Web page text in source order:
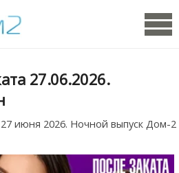
27.06.2026.
июня 2026. Ночной выпуск Дом-2